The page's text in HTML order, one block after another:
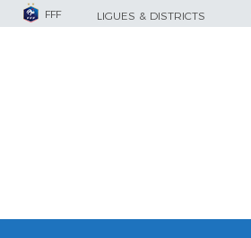
FFF LIGUES & DISTRICTS